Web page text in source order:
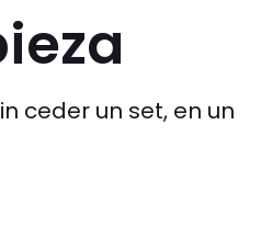
ceder un set, en un